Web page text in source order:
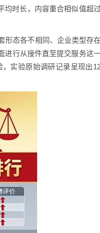
均时长，内容重合相似值超过
形态各不相同、企业类型存在
进行从接件直至提交服务这
实验原始调研记录呈现出